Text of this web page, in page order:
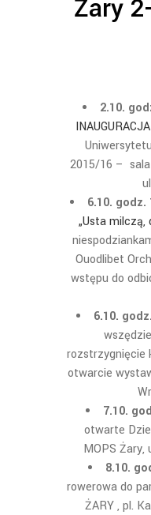
Żary
2.10.
2015/16 – sala
6.10. godz.
„Usta milczą,
Ouodlibet
wstępu do
6.10.
rozstrzygnięcie
otwarcie
7.10.
otwarte
MOPS Żary,
8.10.
rowerowa do
ŻARY , pl.